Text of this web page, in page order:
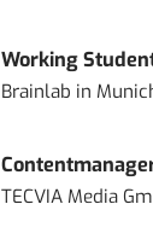
Working
Brainlab in
TECVIA Media